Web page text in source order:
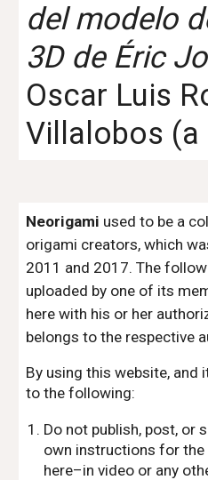
del modelo
3D de Éric
Oscar Luis
Villalobos (a
Neorigami used to be a
origami creators, which
2011 and 2017. The
uploaded by one of its
here with his or her
belongs to the respective
By using this website, and
to the following:
Do not publish, post, or
own instructions for
here–in video or any